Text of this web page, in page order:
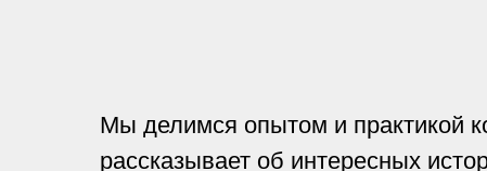
Мы делимся опытом и практикой
рассказывает об интересных